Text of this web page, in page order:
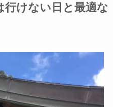
行けない日と最適な